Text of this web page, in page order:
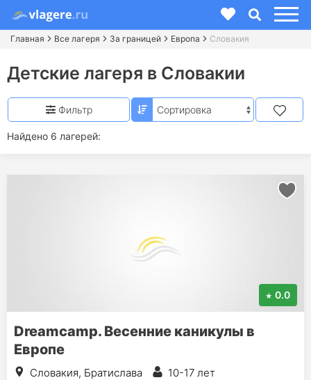
Главная Все лагеря За границей Европа Словакия
Детские лагеря в Словакии
Найдено 6 лагерей:
Фильтр
0.0
Dreamcamp. Весенние каникулы в
Европе
Словакия, Братислава
10-17 лет